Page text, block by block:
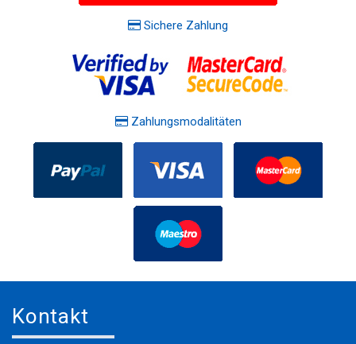
Sichere Zahlung
Zahlungsmodalitäten
Kontakt